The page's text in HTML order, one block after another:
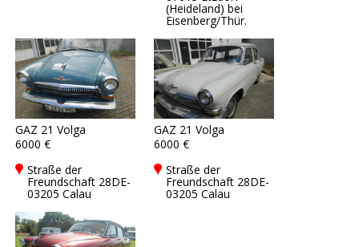
(Heideland) bei
Eisenberg/Thür.
GAZ 21 Volga
6000 €
Straße der
Freundschaft 28DE-
03205 Calau
GAZ 21 Volga
6000 €
Straße der
Freundschaft 28DE-
03205 Calau